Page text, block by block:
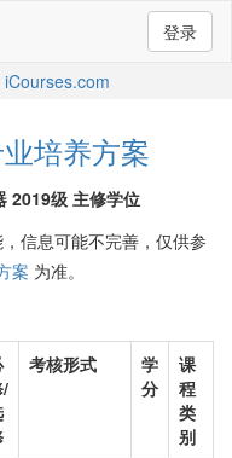
登录
iCourses.com
培养方案
2019级 主修学位
信息可能不完善，仅供参
案 为准。
/
考核形式
学
分
课
程
类
别